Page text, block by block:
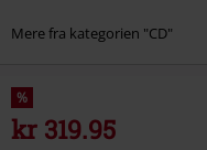
Mere fra kategorien "CD"
%
kr 319.95